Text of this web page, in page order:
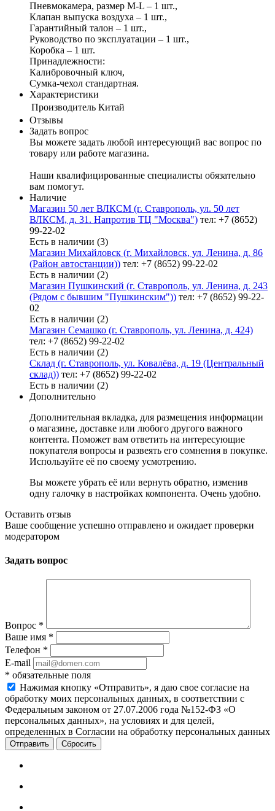
Пневмокамера, размер M-L – 1 шт.,
Клапан выпуска воздуха – 1 шт.,
Гарантийный талон – 1 шт.,
Руководство по эксплуатации – 1 шт.,
Коробка – 1 шт.
Принадлежности:
Калибровочный ключ,
Сумка-чехол стандартная.
Характеристики
Производитель Китай
Отзывы
Задать вопрос
Вы можете задать любой интересующий вас вопрос по
товару или работе магазина.
Наши квалифицированные специалисты обязательно
вам помогут.
Наличие
Магазин 50 лет ВЛКСМ (г. Ставрополь, ул. 50 лет
ВЛКСМ, д. 31. Напротив ТЦ "Москва") тел: +7 (8652)
99-22-02
Есть в наличии (3)
Магазин Михайловск (г. Михайловск, ул. Ленина, д. 86
(Район автостанции)) тел: +7 (8652) 99-22-02
Есть в наличии (2)
Магазин Пушкинский (г. Ставрополь, ул. Ленина, д. 243
(Рядом с бывшим "Пушкинским")) тел: +7 (8652) 99-22-
02
Есть в наличии (2)
Магазин Семашко (г. Ставрополь, ул. Ленина, д. 424)
тел: +7 (8652) 99-22-02
Есть в наличии (2)
Склад (г. Ставрополь, ул. Ковалёва, д. 19 (Центральный
склад)) тел: +7 (8652) 99-22-02
Есть в наличии (2)
Дополнительно
Дополнительная вкладка, для размещения информации
о магазине, доставке или любого другого важного
контента. Поможет вам ответить на интересующие
покупателя вопросы и развеять его сомнения в покупке.
Используйте её по своему усмотрению.
Вы можете убрать её или вернуть обратно, изменив
одну галочку в настройках компонента. Очень удобно.
Оставить отзыв
Ваше сообщение успешно отправлено и ожидает проверки
модератором
Задать вопрос
Вопрос *
Ваше имя *
Телефон *
E-mail
* обязательные поля
Нажимая кнопку «Отправить», я даю свое согласие на
обработку моих персональных данных, в соответствии с
Федеральным законом от 27.07.2006 года №152-ФЗ «О
персональных данных», на условиях и для целей,
определенных в Согласии на обработку персональных данных
Сбросить